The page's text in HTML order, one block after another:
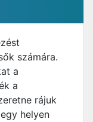
számára.
a
a
rájuk
helyen